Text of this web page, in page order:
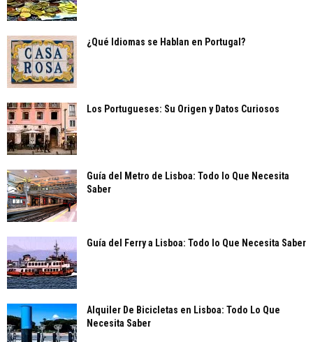
¿Qué Idiomas se Hablan en Portugal?
Los Portugueses: Su Origen y Datos Curiosos
Guía del Metro de Lisboa: Todo lo Que Necesita
Saber
Guía del Ferry a Lisboa: Todo lo Que Necesita Saber
Alquiler De Bicicletas en Lisboa: Todo Lo Que
Necesita Saber